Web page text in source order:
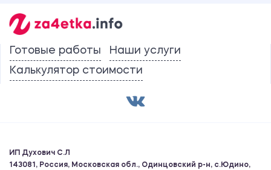
Готовые работы
Наши услуги
Калькулятор стоимости
ИП Духович С.Л
143081, Россия, Московская обл., Одинцовский р-н, с.Юдино,